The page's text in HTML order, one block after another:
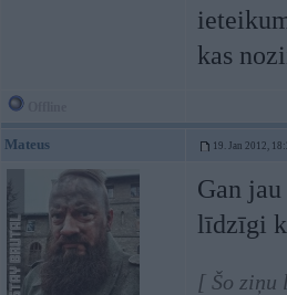
kas
Mateus 19. Jan 2012,
Gan
līdzīgi
[ Šo ziņu